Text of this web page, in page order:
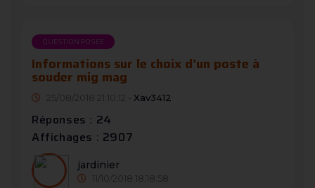
QUESTION POSÉE
Informations sur le choix d’un poste à
souder mig mag
25/08/2018 21:10:12 - Xav3412
Réponses : 24
Affichages : 2907
jardinier
11/10/2018 18:18:58